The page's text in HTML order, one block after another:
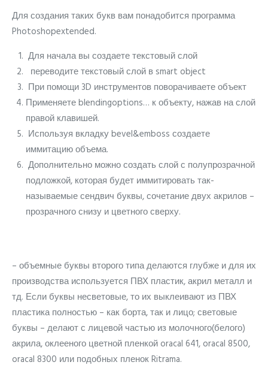
Для создания таких букв вам понадобится программа
Photoshopextended.
Для начала вы создаете текстовый слой
переводите текстовый слой в smart object
При помощи 3D инструментов поворачиваете объект
Применяете blendingoptions… к объекту, нажав на слой
правой клавишей.
Используя вкладку bevel&emboss создаете
иммитацию объема.
Дополнительно можно создать слой с полупрозрачной
подложкой, которая будет иммитировать так-
называемые сендвич буквы, сочетание двух акрилов –
прозрачного снизу и цветного сверху.
– объемные буквы второго типа делаются глубже и для их
производства используется ПВХ пластик, акрил металл и
тд. Если буквы несветовые, то их выклеивают из ПВХ
пластика полностью – как борта, так и лицо; световые
буквы – делают с лицевой частью из молочного(белого)
акрила, оклееного цветной пленкой oracal 641, oracal 8500,
oracal 8300 или подобных пленок Ritrama.